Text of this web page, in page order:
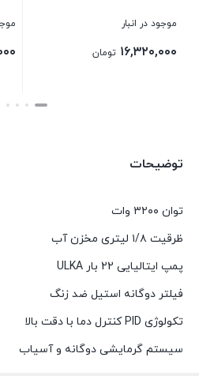
در انبار
تومان
موجود در انبار
۱۶,۳۲۰,۰۰۰
بستن
توضیحات
توان ۳۲۰۰ وات
ظرقیت ۱/۸ لیتری مخزن آب
پمپ ایتالیایی 22 بار ULKA
فیلتر دوگانه استیل ضد زنگ
تکولوژی PID کنترل دما با دقت بالا
سیستم گرمایشی دوگانه و آسیاب